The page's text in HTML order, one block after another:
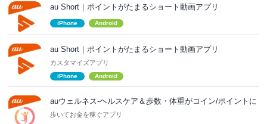
au Short｜ポイントがたまるショート動画アプリ
iPhone Android
au Short｜ポイントがたまるショート動画アプリ
カスタマイズアプリ
iPhone Android
auウェルネス-ヘルスケア＆歩数・体重がコイン/ポイントに
歩いてお金を稼ぐアプリ